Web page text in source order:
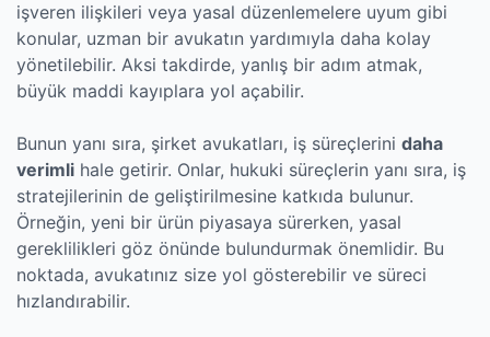
işveren ilişkileri veya yasal düzenlemelere uyum gibi
konular, uzman bir avukatın yardımıyla daha kolay
yönetilebilir. Aksi takdirde, yanlış bir adım atmak,
büyük maddi kayıplara yol açabilir.
Bunun yanı sıra, şirket avukatları, iş süreçlerini daha
verimli hale getirir. Onlar, hukuki süreçlerin yanı sıra, iş
stratejilerinin de geliştirilmesine katkıda bulunur.
Örneğin, yeni bir ürün piyasaya sürerken, yasal
gereklilikleri göz önünde bulundurmak önemlidir. Bu
noktada, avukatınız size yol gösterebilir ve süreci
hızlandırabilir.